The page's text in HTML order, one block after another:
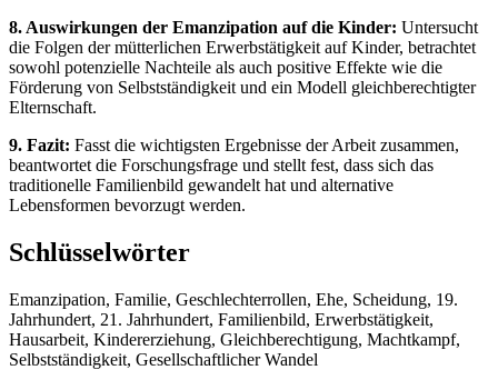
8. Auswirkungen der Emanzipation auf die Kinder: Untersucht
die Folgen der mütterlichen Erwerbstätigkeit auf Kinder, betrachtet
sowohl potenzielle Nachteile als auch positive Effekte wie die
Förderung von Selbstständigkeit und ein Modell gleichberechtigter
Elternschaft.
9. Fazit: Fasst die wichtigsten Ergebnisse der Arbeit zusammen,
beantwortet die Forschungsfrage und stellt fest, dass sich das
traditionelle Familienbild gewandelt hat und alternative
Lebensformen bevorzugt werden.
Schlüsselwörter
Emanzipation, Familie, Geschlechterrollen, Ehe, Scheidung, 19.
Jahrhundert, 21. Jahrhundert, Familienbild, Erwerbstätigkeit,
Hausarbeit, Kindererziehung, Gleichberechtigung, Machtkampf,
Selbstständigkeit, Gesellschaftlicher Wandel